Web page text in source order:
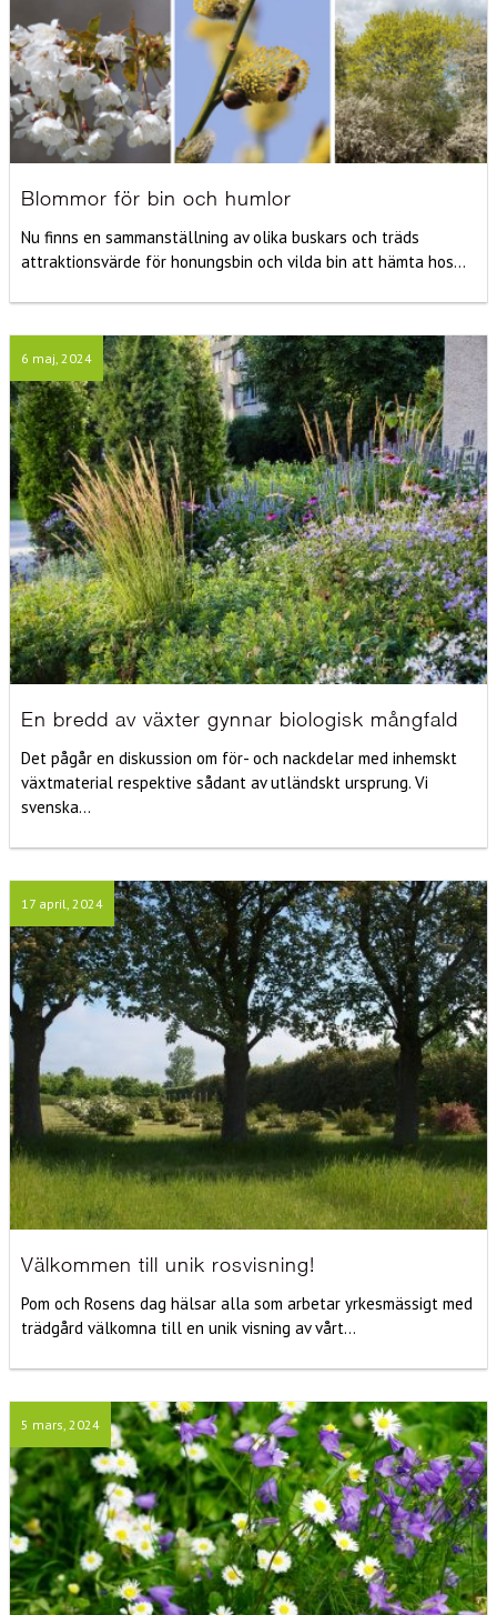
Blommor för bin och humlor
Nu finns en sammanställning av olika buskars och träds
attraktionsvärde för honungsbin och vilda bin att hämta hos...
6 maj, 2024
En bredd av växter gynnar biologisk mångfald
Det pågår en diskussion om för- och nackdelar med inhemskt
växtmaterial respektive sådant av utländskt ursprung. Vi
svenska...
17 april, 2024
Välkommen till unik rosvisning!
Pom och Rosens dag hälsar alla som arbetar yrkesmässigt med
trädgård välkomna till en unik visning av vårt...
5 mars, 2024